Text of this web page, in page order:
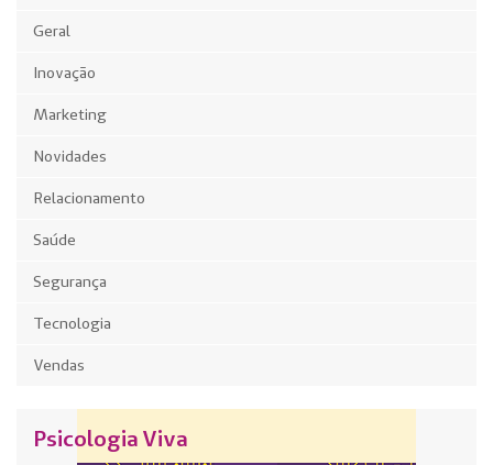
Geral
Inovação
Marketing
Novidades
Relacionamento
Saúde
Segurança
Tecnologia
Vendas
Psicologia Viva